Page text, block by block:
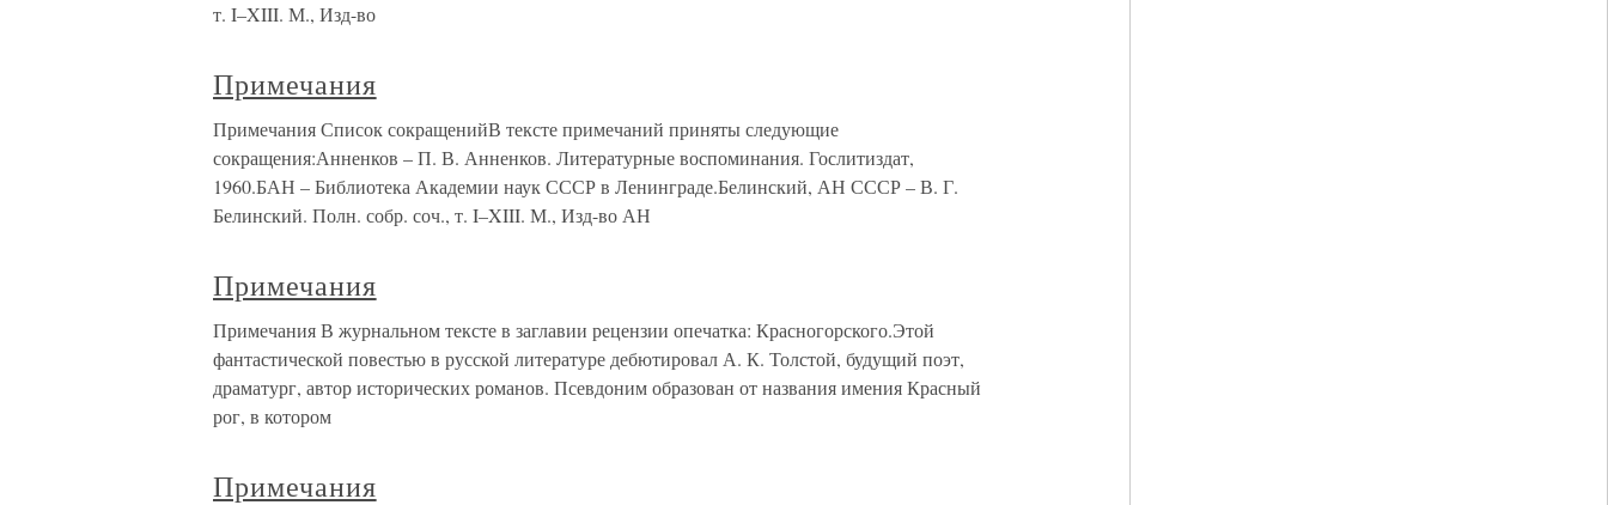
т. I–XIII. М., Изд-во
Примечания
Примечания Список сокращенийВ тексте примечаний приняты следующие
сокращения:Анненков – П. В. Анненков. Литературные воспоминания. Гослитиздат,
1960.БАН – Библиотека Академии наук СССР в Ленинграде.Белинский, АН СССР – В. Г.
Белинский. Полн. собр. соч., т. I–XIII. М., Изд-во АН
Примечания
Примечания В журнальном тексте в заглавии рецензии опечатка: Красногорского.Этой
фантастической повестью в русской литературе дебютировал А. К. Толстой, будущий поэт,
драматург, автор исторических романов. Псевдоним образован от названия имения Красный
рог, в котором
Примечания